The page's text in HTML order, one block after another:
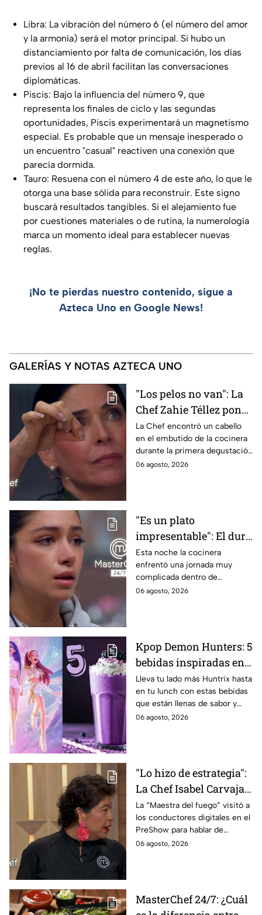
Libra: La vibración del número 6 (el número del amor
y la armonía) será el motor principal. Si hubo un
distanciamiento por falta de comunicación, los días
previos al 16 de abril facilitan las conversaciones
diplomáticas.
Piscis: Bajo la influencia del número 9, que
representa los finales de ciclo y las segundas
oportunidades, Piscis experimentará un magnetismo
especial. Es probable que un mensaje inesperado o
un encuentro "casual" reactiven una conexión que
parecía dormida.
Tauro: Resuena con el número 4 de este año, lo que le
otorga una base sólida para reconstruir. Este signo
buscará resultados tangibles. Si el alejamiento fue
por cuestiones materiales o de rutina, la numerología
marca un momento ideal para establecer nuevas
reglas.
¡No te pierdas nuestro contenido, sigue a
Azteca Uno en Google News!
GALERÍAS Y NOTAS AZTECA UNO
"Los pelos no van": La
Chef Zahie Téllez pone
en evidencia a Carmen
en la gala de mandiles
negros de MasterChef
24/7
La Chef encontró un cabello
en el embutido de la cocinera
durante la primera degustación
de la noche
06 agosto, 2026
"Es un plato
impresentable": El duro
regaño que hizo llorar a
Michelle dentro de
MasterChef 24/7
Esta noche la cocinera
enfrentó una jornada muy
complicada dentro de
MasterChef 24/7.
06 agosto, 2026
Kpop Demon Hunters: 5
bebidas inspiradas en
las guerreras Huntrix
para llevar a la escuela
este regreso a clases
2026; son saludables y
Lleva tu lado más Huntrix hasta
en tu lunch con estas bebidas
que están llenas de sabor y
frescura.
06 agosto, 2026
"Lo hizo de estrategia":
La Chef Isabel Carvajal
opina sobre la decisión
de Ramahá de subir a
Daniela al balcón de
MasterChef 24/7
La “Maestra del fuego” visitó a
los conductores digitales en el
PreShow para hablar de
algunos de los sucesos más
06 agosto, 2026
MasterChef 24/7: ¿Cuál